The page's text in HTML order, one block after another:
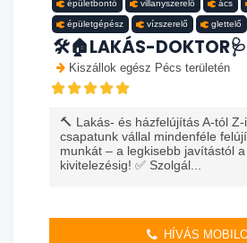
épületbontó villanyszerelő ács
épületgépész vízszerelő glettelő
🛠️🏠LAKÁS-DOKTOR🩺
Kiszállok egész Pécs területén
🔨 Lakás- és házfelújítás A-tól
csapatunk vállal mindenféle
munkát – a legkisebb javítástól
kivitelezésig! ✅ Szolgál...
HÍVÁS